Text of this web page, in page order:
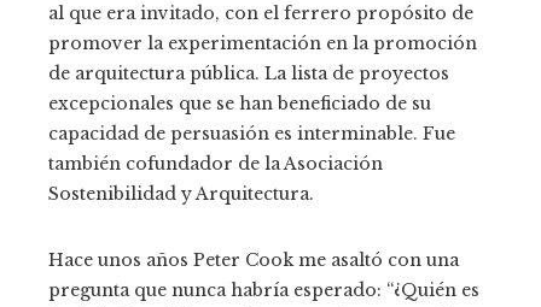
al que era invitado, con el ferrero propósito de
promover la experimentación en la promoción
de arquitectura pública. La lista de proyectos
excepcionales que se han beneficiado de su
capacidad de persuasión es interminable. Fue
también cofundador de la Asociación
Sostenibilidad y Arquitectura.
Hace unos años Peter Cook me asaltó con una
pregunta que nunca habría esperado: “¿Quién es